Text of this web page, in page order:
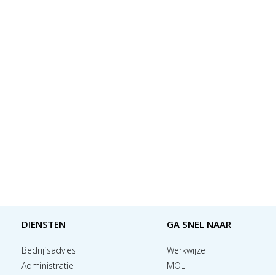
DIENSTEN
Bedrijfsadvies
Administratie
GA SNEL NAAR
Werkwijze
MOL